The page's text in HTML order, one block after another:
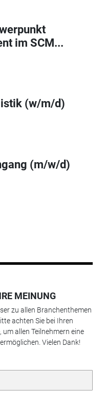
im SCM...
(w/m/d)
(m/w/d)
MEINUNG
zu allen Branchenthemen
achten Sie bei Ihren
allen Teilnehmern eine
Vielen Dank!